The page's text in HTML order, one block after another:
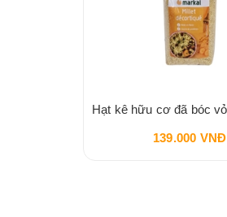
139.000 VNĐ